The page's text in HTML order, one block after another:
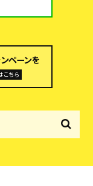
ペーンを
こちら